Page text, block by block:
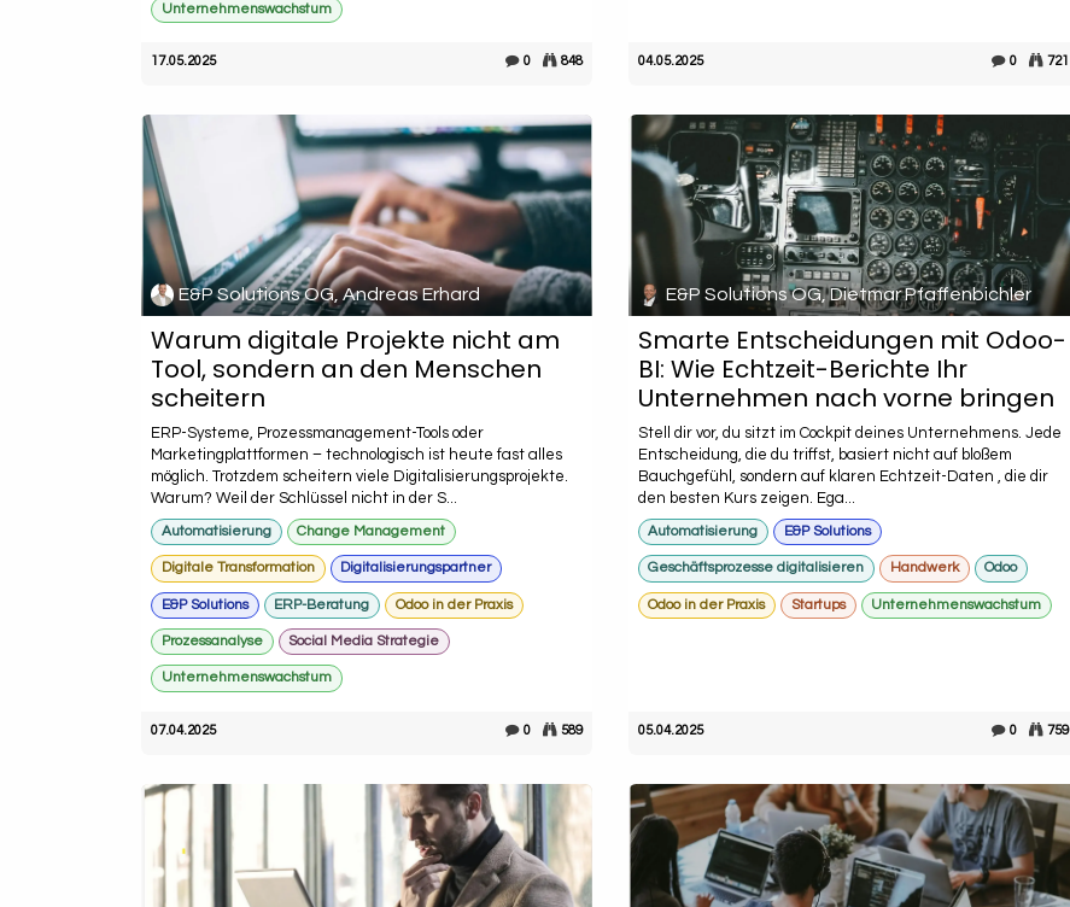
Unternehmenswachstum
17.05.2025 0 848 04.05.2025 0 721
E&P Solutions OG, Andreas Erhard
Warum digitale Projekte nicht am
Tool, sondern an den Menschen
scheitern
ERP-Systeme, Prozessmanagement-Tools oder
Marketingplattformen – technologisch ist heute fast alles
möglich. Trotzdem scheitern viele Digitalisierungsprojekte.
Warum? Weil der Schlüssel nicht in der S...
Automatisierung Change Management
Digitale Transformation Digitalisierungspartner
E&P Solutions ERP-Beratung Odoo in der Praxis
Prozessanalyse Social Media Strategie
Unternehmenswachstum
07.04.2025 0 589
E&P Solutions OG, Dietmar Pfaffenbichler
Smarte Entscheidungen mit Odoo-
BI: Wie Echtzeit-Berichte Ihr
Unternehmen nach vorne bringen
Stell dir vor, du sitzt im Cockpit deines Unternehmens. Jede
Entscheidung, die du triffst, basiert nicht auf bloßem
Bauchgefühl, sondern auf klaren Echtzeit-Daten , die dir
den besten Kurs zeigen. Ega...
Automatisierung E&P Solutions
Geschäftsprozesse digitalisieren Handwerk Odoo
Odoo in der Praxis Startups Unternehmenswachstum
05.04.2025 0 759